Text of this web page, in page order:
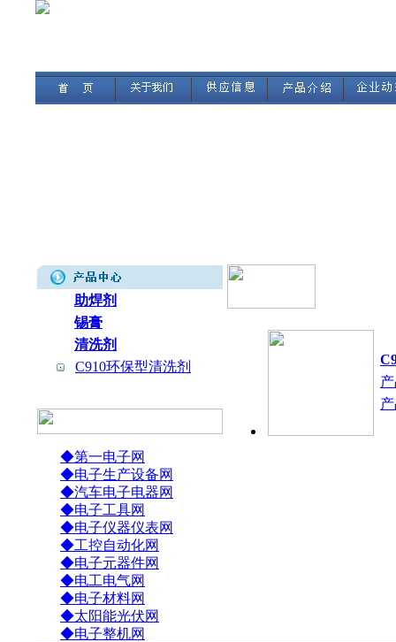
助焊剂
锡膏
清洗剂
C910环保型清洗剂
◆第一电子网
◆电子生产设备网
◆汽车电子电器网
◆电子工具网
◆电子仪器仪表网
◆工控自动化网
◆电子元器件网
◆电工电气网
◆电子材料网
◆太阳能光伏网
◆电子整机网